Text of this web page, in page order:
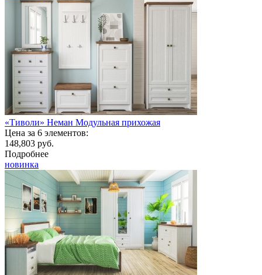
«Тиволи» Неман Модульная прихожая
Цена за 6 элементов:
148,803 руб.
Подробнее
новинка